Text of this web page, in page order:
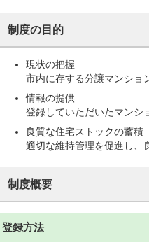
制度の目的
現状の把握
市内に存する分譲マンショ
情報の提供
登録していただいたマンシ
良質な住宅ストックの蓄積
適切な維持管理を促進し、
制度概要
登録方法